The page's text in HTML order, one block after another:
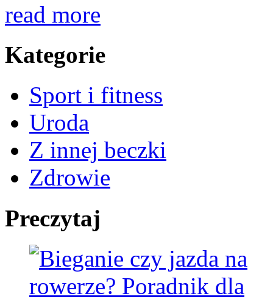
read more
Kategorie
Sport i fitness
Uroda
Z innej beczki
Zdrowie
Preczytaj